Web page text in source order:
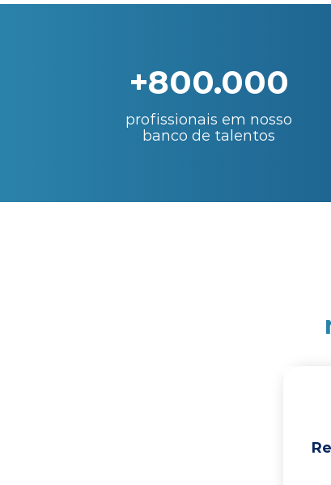
+800.000
profissionais em nosso
banco de talentos